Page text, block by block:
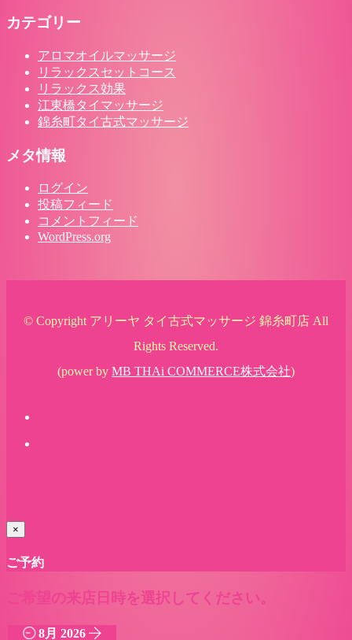
カテゴリー
アロマオイルマッサージ
リラックスセットコース
リラックス効果
江東橋タイマッサージ
錦糸町タイ古式マッサージ
メタ情報
ログイン
投稿フィード
コメントフィード
WordPress.org
© Copyright アリーヤ タイ古式マッサージ 錦糸町店 All
Rights Reserved.
(power by MB THAi COMMERCE株式会社)
×
ご予約
ご希望の来店日時を選択してください。
8月 2026